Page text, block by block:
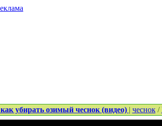
убирать озимый чеснок (видео) | чеснок/